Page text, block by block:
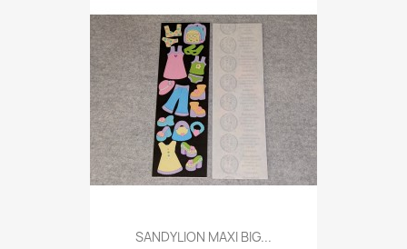
SANDYLION MAXI BIG...